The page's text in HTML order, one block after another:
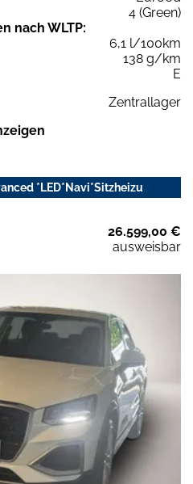
4 (Green)
nach WLTP:
6,1 l/100km
138 g/km
E
Zentrallager
*LED*Navi*Sitzheizu
26.599,00 €
ausweisbar